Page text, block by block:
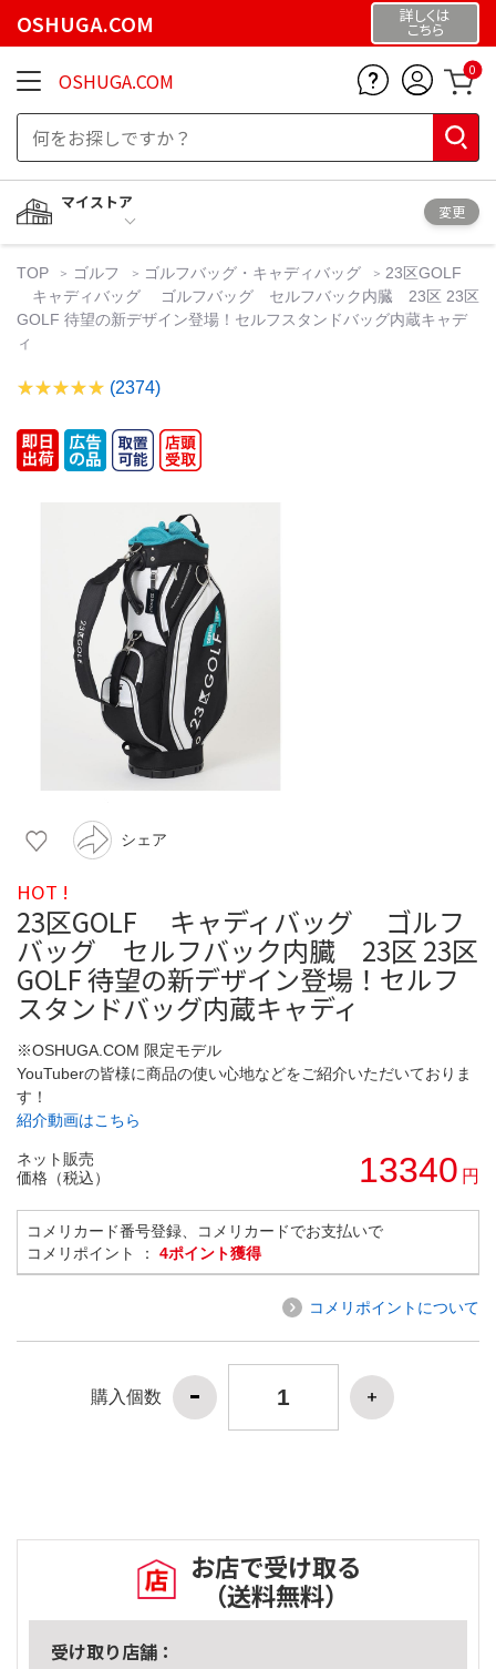
OSHUGA.COM 詳しくは
こちら
OSHUGA.COM 0
マイストア
変更
TOP ゴルフ ゴルフバッグ・キャディバッグ
23区GOLF
キャディバッグ ゴルフバッグ セルフバック内臓 23区 23区
GOLF 待望の新デザイン登場！セルフスタンドバッグ内蔵キャデ
ィ
(2374)
シェア
HOT !
23区GOLF キャディバッグ ゴルフ
バッグ セルフバック内臓 23区 23区
GOLF 待望の新デザイン登場！セルフ
スタンドバッグ内蔵キャディ
※OSHUGA.COM 限定モデル
YouTuberの皆様に商品の使い心地などをご紹介いただいておりま
す！
紹介動画はこちら
ネット販売
価格（税込）
13340 円
コメリカード番号登録、コメリカードでお支払いで
コメリポイント ： 4ポイント獲得
コメリポイントについて
購入個数
お店で受け取る
（送料無料）
受け取り店舗：